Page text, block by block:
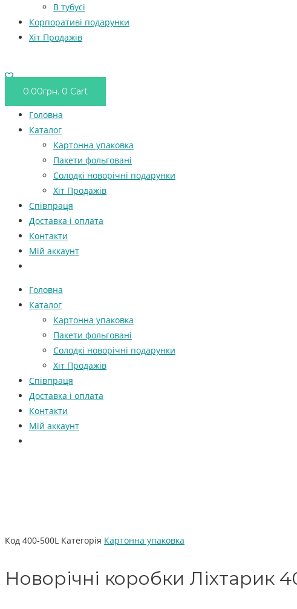
В тубусі
Корпоративі подарунки
Хіт Продажів
0.00грн. 0 Cart
Головна
Каталог
Картонна упаковка
Пакети фольговані
Солодкі новорічні подарунки
Хіт Продажів
Співпраця
Доставка і оплата
Контакти
Мій аккаунт
Головна
Каталог
Картонна упаковка
Пакети фольговані
Солодкі новорічні подарунки
Хіт Продажів
Співпраця
Доставка і оплата
Контакти
Мій аккаунт
Код 400-500L Категорія Картонна упаковка
Новорічні коробки Ліхтарик